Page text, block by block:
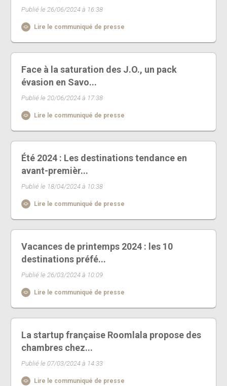
Publié le 26/06/2024 à 16:38
Lire le communiqué de presse
Face à la saturation des J.O., un pack
évasion en Savo...
Publié le 20/06/2024 à 17:38
Lire le communiqué de presse
Été 2024 : Les destinations tendance en
avant-premièr...
Publié le 18/04/2024 à 10:38
Lire le communiqué de presse
Vacances de printemps 2024 : les 10
destinations préfé...
Publié le 26/03/2024 à 10:09
Lire le communiqué de presse
La startup française Roomlala propose des
chambres chez...
Publié le 07/03/2024 à 14:33
Lire le communiqué de presse